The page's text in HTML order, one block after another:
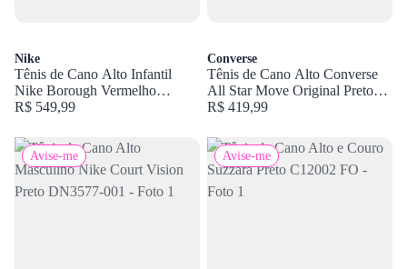
Nike
Tênis de Cano Alto Infantil
Nike Borough Vermelho
CD7782-602
R$ 549,99
Converse
Tênis de Cano Alto Converse
All Star Move Original Preto
CT15460001
R$ 419,99
Avise-me Avise-me